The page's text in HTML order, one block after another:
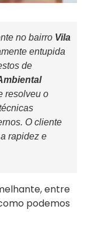
no bairro Vila
entupida
de
resolveu o
O cliente
rapidez e
entre
podemos